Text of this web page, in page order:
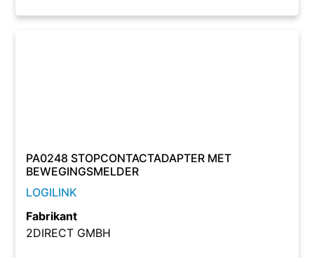
PA0248 STOPCONTACTADAPTER MET
BEWEGINGSMELDER
LOGILINK
Fabrikant
2DIRECT GMBH